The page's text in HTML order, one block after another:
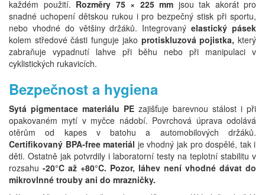
každém použití. Rozměry 75 × 225 mm jsou tak akorát pro
snadné uchopení dětskou rukou i pro bezpečný stisk při sportu,
nebo vhodné do většiny držáků. Integrovanýelastický pásek
kolem středové části funguje jako protiskluzová pojistka, který
zabraňuje vypadnutí lahve při běhu nebo při manipulaci v
cyklistických rukavicích.
Bezpečnost a hygiena
Sytá pigmentace materiálu PE zajišťuje barevnou stálost i při
opakovaném mytí v myčce nádobí. Povrchová úprava odolává
otěrům od kapes v batohu a automobilových držáků.
Certifikovaný BPA-free materiál je vhodný jak pro dospělé, tak i
děti. Ostatně jak potvrdily i laboratorní testy na teplotní stabilitu v
rozsahu -20°C až +80°C. Pozor, láhev není vhodné dávat do
mikrovlnné trouby ani do mrazničky.